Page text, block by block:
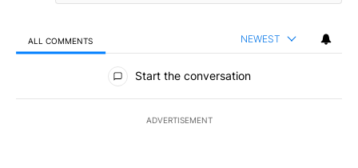
ALL COMMENTS NEWEST
All Comments
Start the conversation
ADVERTISEMENT